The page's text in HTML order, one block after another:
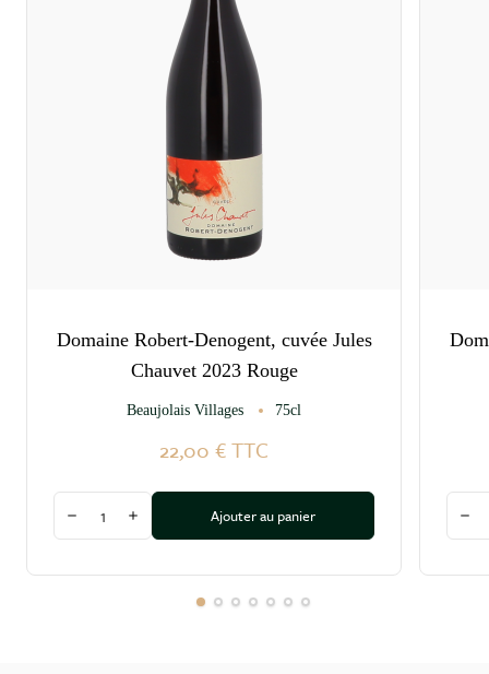
Domaine Robert-Denogent, cuvée Jules
Chauvet 2023 Rouge
Beaujolais Villages 75cl
22,00 €TTC
Diminuer la quantité
Augmenter la quantité
Ajouter au panier